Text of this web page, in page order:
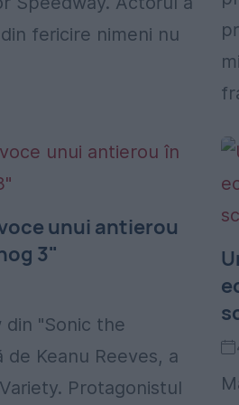
fericire nimeni nu
unui antierou
3"
din "Sonic the
Keanu Reeves, a
Protagonistul